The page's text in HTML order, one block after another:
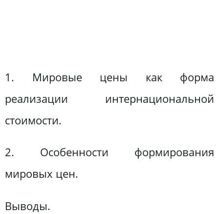
1. Мировые цены как форма
реализации интернациональной
стоимости.
2. Особенности формирования
мировых цен.
Выводы.